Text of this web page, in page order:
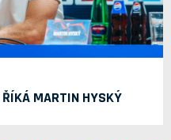
MARTIN HYSKÝ